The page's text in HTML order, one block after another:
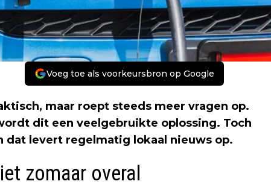
Voeg toe als voorkeursbron op Google
maar roept steeds meer vragen op.
dit een veelgebruikte oplossing. Toch
dat levert regelmatig lokaal nieuws op.
zomaar overal